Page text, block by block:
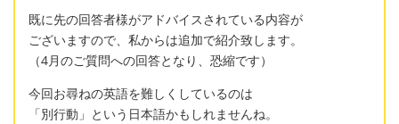
既に先の回答者様がアドバイスされている内容が
ございますので、私からは追加で紹介致します。
（4月のご質問への回答となり、恐縮です）
今回お尋ねの英語を難しくしているのは
「別行動」という日本語かもしれませんね。